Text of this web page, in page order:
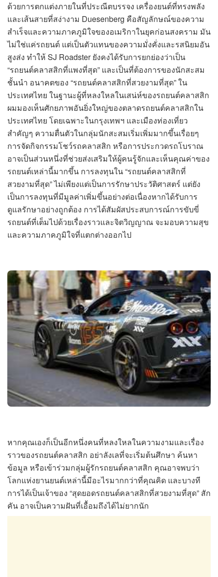
ด้วยการตกแต่งภายในที่ประณีตบรรจง เครื่องยนต์ที่ทรงพลัง
และเส้นสายที่สง่างาม Duesenberg คือสัญลักษณ์ของความ
สำเร็จและความภาคภูมิใจของอเมริกาในยุคก่อนสงคราม มัน
ไม่ใช่แค่รถยนต์ แต่เป็นตัวแทนของความมั่งคั่งและรสนิยมอัน
สูงส่ง ทำให้ SJ Roadster ยังคงได้รับการยกย่องว่าเป็น
“รถยนต์คลาสสิกที่แพงที่สุด” และเป็นที่ต้องการของนักสะสม
ชั้นนำ อนาคตของ “รถยนต์คลาสสิกที่สวยงามที่สุด” ใน
ประเทศไทย ในฐานะผู้ที่หลงใหลในเสน่ห์ของรถยนต์คลาสสิก
ผมมองเห็นศักยภาพอันยิ่งใหญ่ของตลาดรถยนต์คลาสสิกใน
ประเทศไทย โดยเฉพาะในกรุงเทพฯ และเมืองท่องเที่ยว
สำคัญๆ ความตื่นตัวในกลุ่มนักสะสมเริ่มเพิ่มมากขึ้นเรื่อยๆ
การจัดกิจกรรมโชว์รถคลาสสิก หรือการประกวดรถโบราณ
อาจเป็นส่วนหนึ่งที่ช่วยส่งเสริมให้ผู้คนรู้จักและเห็นคุณค่าของ
รถยนต์เหล่านี้มากขึ้น การลงทุนใน “รถยนต์คลาสสิกที่
สวยงามที่สุด” ไม่เพียงแต่เป็นการรักษาประวัติศาสตร์ แต่ยัง
เป็นการลงทุนที่มีมูลค่าเพิ่มขึ้นอย่างต่อเนื่องหากได้รับการ
ดูแลรักษาอย่างถูกต้อง การได้สัมผัสประสบการณ์การขับขี่
รถยนต์ที่เต็มไปด้วยเรื่องราวและจิตวิญญาณ จะมอบความสุข
และความภาคภูมิใจที่แตกต่างออกไป
หากคุณเองก็เป็นอีกหนึ่งคนที่หลงใหลในความงามและเรื่อง
ราวของรถยนต์คลาสสิก อย่าลังเลที่จะเริ่มต้นศึกษา ค้นหา
ข้อมูล หรือเข้าร่วมกลุ่มผู้รักรถยนต์คลาสสิก คุณอาจพบว่า
โลกแห่งยานยนต์เหล่านี้มีอะไรมากกว่าที่คุณคิด และบางที
การได้เป็นเจ้าของ “สุดยอดรถยนต์คลาสสิกที่สวยงามที่สุด” สัก
คัน อาจเป็นความฝันที่เอื้อมถึงได้ไม่ยากนัก